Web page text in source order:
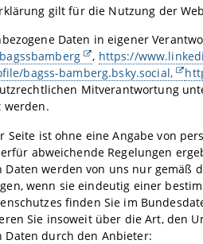
gilt für die Nutzung der
Daten in eigener
, https://
bagss-bamberg.bsky.social,
Mitverantwortung
werden.
Seite ist ohne eine Angabe von
abweichende Regelungen
Daten werden von uns nur
wenn sie eindeutig einer
finden Sie im
Sie insoweit über die Art, den
Daten durch den Anbieter: